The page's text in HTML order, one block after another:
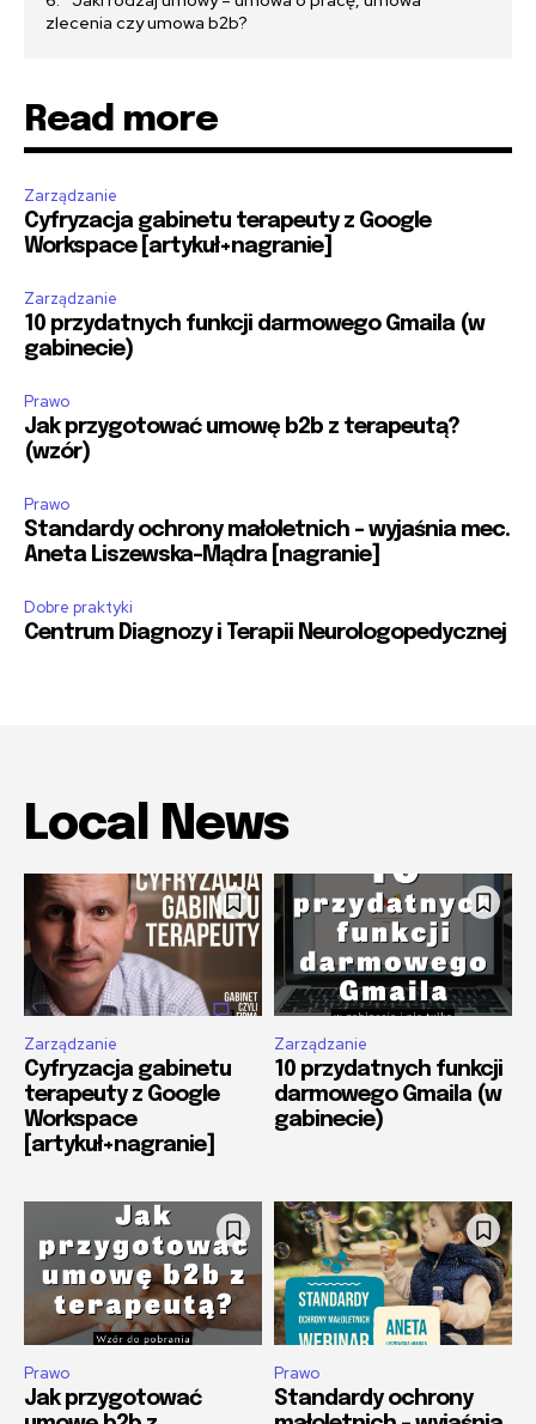
zlecenia czy umowa b2b?
Read more
Zarządzanie
Cyfryzacja gabinetu terapeuty z Google
Workspace [artykuł+nagranie]
Zarządzanie
10 przydatnych funkcji darmowego Gmaila (w
gabinecie)
Prawo
Jak przygotować umowę b2b z terapeutą?
(wzór)
Prawo
Standardy ochrony małoletnich – wyjaśnia mec.
Aneta Liszewska-Mądra [nagranie]
Dobre praktyki
Centrum Diagnozy i Terapii Neurologopedycznej
Local News
Zarządzanie
Cyfryzacja gabinetu
terapeuty z Google
Workspace
[artykuł+nagranie]
Zarządzanie
10 przydatnych funkcji
darmowego Gmaila (w
gabinecie)
Prawo
Jak przygotować
Prawo
Standardy ochrony